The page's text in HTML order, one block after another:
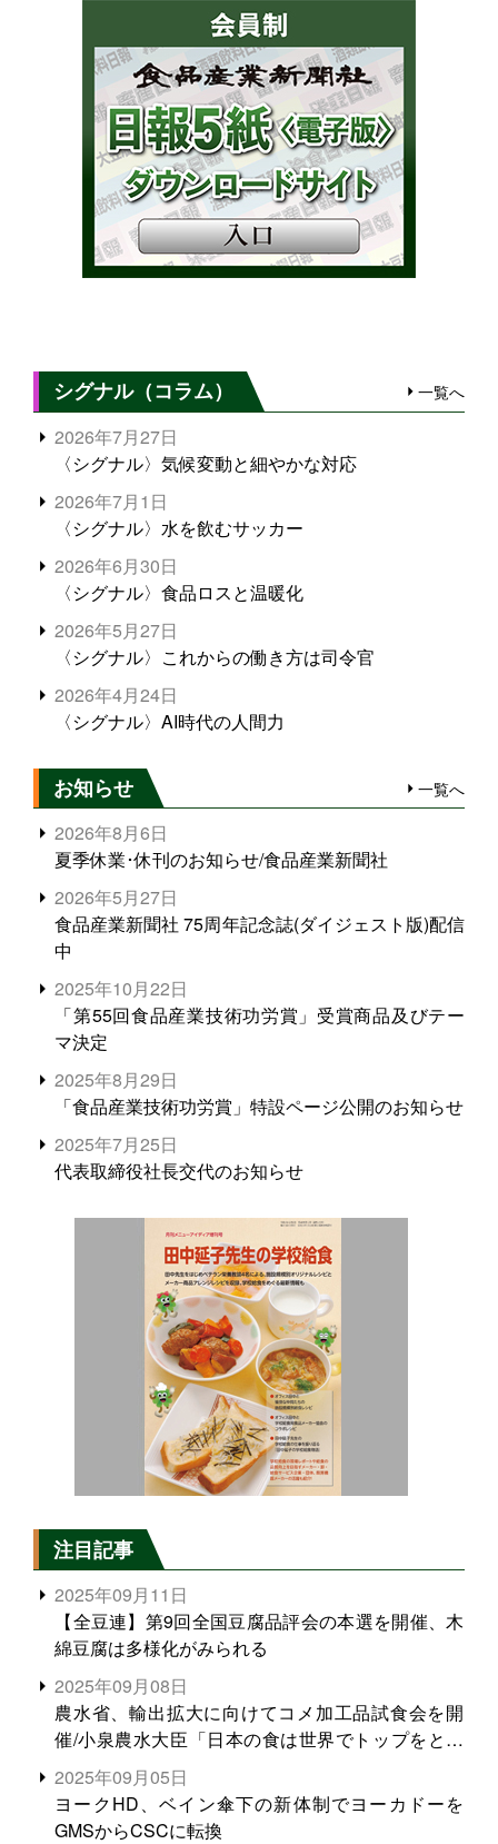
シグナル（コラム） 一覧へ
2026年7月27日
〈シグナル〉気候変動と細やかな対応
2026年7月1日
〈シグナル〉水を飲むサッカー
2026年6月30日
〈シグナル〉食品ロスと温暖化
2026年5月27日
〈シグナル〉これからの働き方は司令官
2026年4月24日
〈シグナル〉AI時代の人間力
お知らせ 一覧へ
2026年8月6日
夏季休業･休刊のお知らせ/食品産業新聞社
2026年5月27日
食品産業新聞社 75周年記念誌(ダイジェスト版)配信
中
2025年10月22日
「第55回食品産業技術功労賞」受賞商品及びテー
マ決定
2025年8月29日
「食品産業技術功労賞」特設ページ公開のお知らせ
2025年7月25日
代表取締役社長交代のお知らせ
注目記事
2025年09月11日
【全豆連】第9回全国豆腐品評会の本選を開催、木
綿豆腐は多様化がみられる
2025年09月08日
農水省、輸出拡大に向けてコメ加工品試食会を開
催/小泉農水大臣「日本の食は世界でトップをとれ
る。米増産に向けて、米輸出需要の拡大を」
2025年09月05日
ヨークHD、ベイン傘下の新体制でヨーカドーを
GMSからCSCに転換